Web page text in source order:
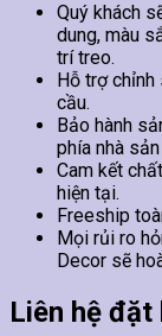
Quý khách
dung, màu
trí treo.
Hỗ trợ
cầu.
Bảo hành
phía nhà
Cam kết
hiện tại.
Freeship
Mọi rủi ro
Decor sẽ
Liên hệ đặt